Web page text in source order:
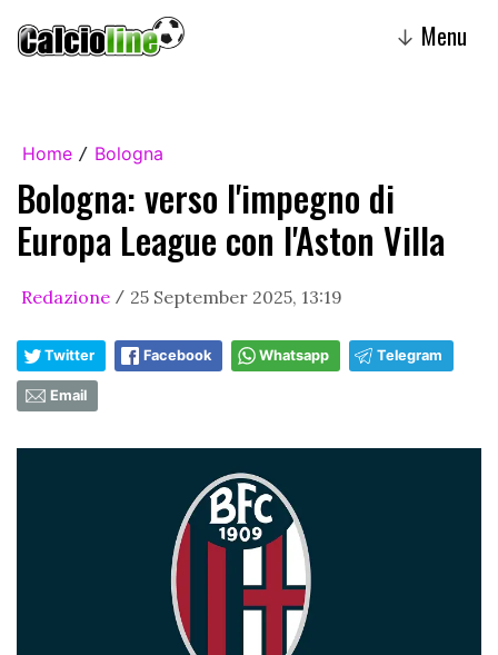
↓ Menu
Home / Bologna
Bologna: verso l'impegno di
Europa League con l'Aston Villa
Redazione / 25 September 2025, 13:19
Twitter Facebook Whatsapp Telegram
Email